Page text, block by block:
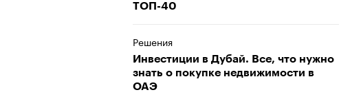
ТОП-40
Решения
Инвестиции в Дубай. Все, что нужно
знать о покупке недвижимости в
ОАЭ